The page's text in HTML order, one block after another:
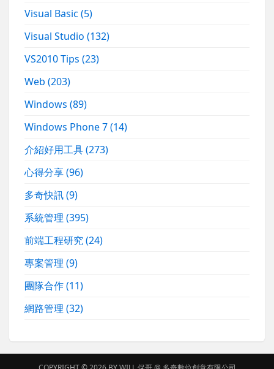
Visual Basic(5)
Visual Studio(132)
VS2010 Tips(23)
Web(203)
Windows(89)
Windows Phone 7(14)
介紹好用工具(273)
心得分享(96)
多奇快訊(9)
系統管理(395)
前端工程研究(24)
專案管理(9)
團隊合作(11)
網路管理(32)